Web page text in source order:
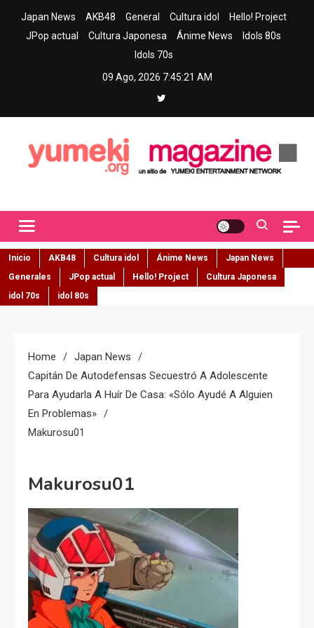
Japan News AKB48 General Cultura idol
Hello! Project
JPop actual
Cultura Japonesa Ánime News
Idols 80s
Idols 70s
09 Ago, 2026 7:45:22 AM
Inicio AKB48 Cultura idol Ánime News
Japan News
Generales
JPop actual Hello! Project
Cultura Japonesa
idol 70s
idol 80s
Home
Japan News
Capitán De Autodefensas Secuestró A Adolescente
Para Ayudarla A Huír De Casa: «sólo Ayudé A Alguien
En Problemas»
Makurosu01
Makurosu01